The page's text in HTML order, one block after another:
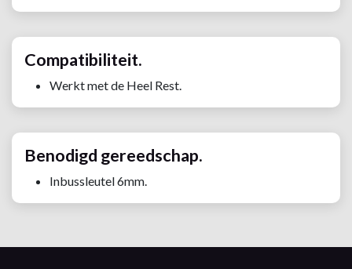
Compatibiliteit.
Werkt met de Heel Rest.
Benodigd gereedschap.
Inbussleutel 6mm.